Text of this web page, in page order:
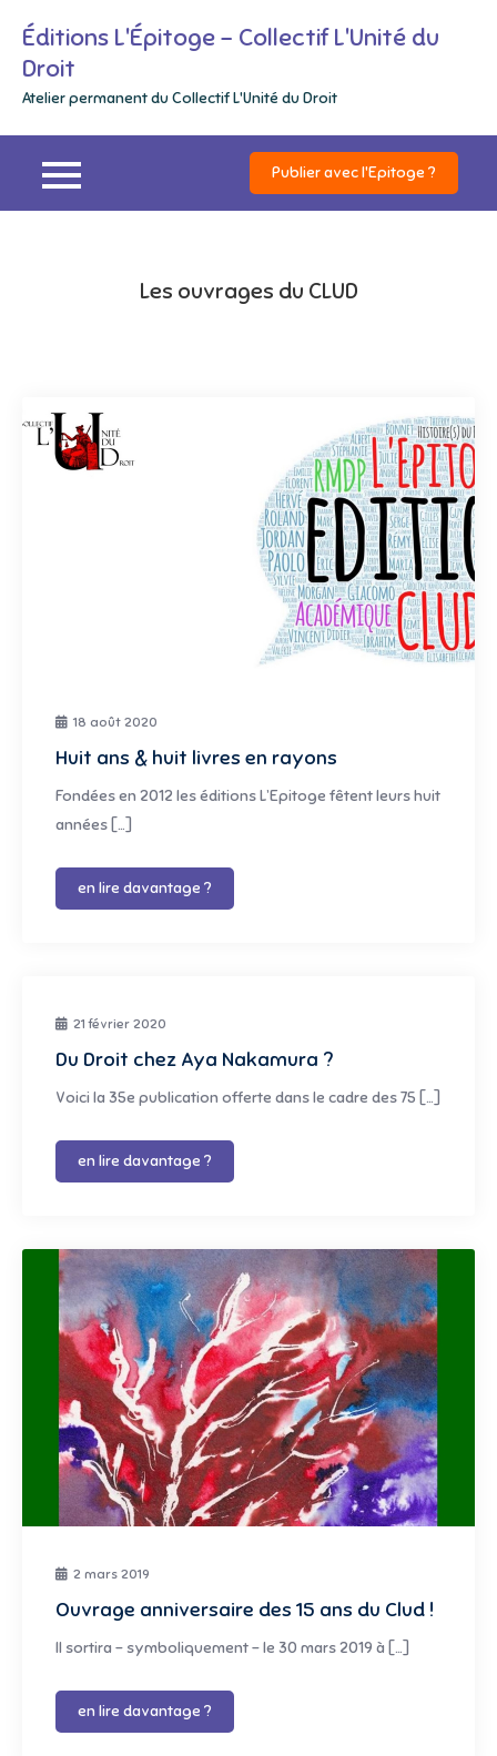
content
Éditions L'Épitoge – Collectif L'Unité du
Droit
Atelier permanent du Collectif L'Unité du Droit
Publier avec l'Epitoge ?
Les ouvrages du CLUD
18 août 2020
Huit ans & huit livres en rayons
Fondées en 2012 les éditions L’Epitoge fêtent leurs huit
années […]
en lire davantage ?
21 février 2020
Du Droit chez Aya Nakamura ?
Voici la 35e publication offerte dans le cadre des 75 […]
en lire davantage ?
2 mars 2019
Ouvrage anniversaire des 15 ans du Clud !
Il sortira – symboliquement – le 30 mars 2019 à […]
en lire davantage ?